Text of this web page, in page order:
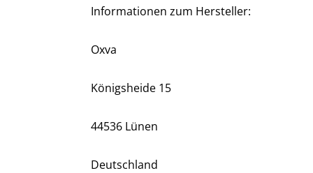
Informationen zum Hersteller:
Oxva
Königsheide 15
44536 Lünen
Deutschland